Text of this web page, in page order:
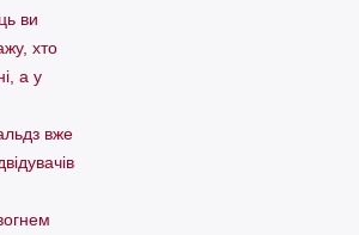
ви
хто
а у
вже